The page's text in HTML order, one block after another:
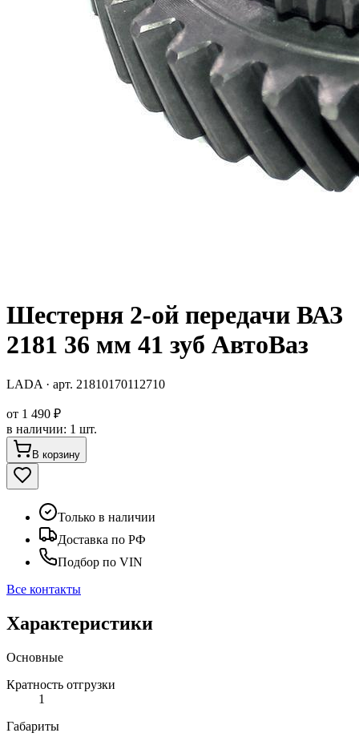
Шестерня 2-ой передачи ВАЗ
2181 36 мм 41 зуб АвтоВаз
LADA · арт. 21810170112710
от 1 490 ₽
в наличии: 1 шт.
В корзину
Только в наличии
Доставка по РФ
Подбор по VIN
Все контакты
Характеристики
Основные
Кратность отгрузки
1
Габариты